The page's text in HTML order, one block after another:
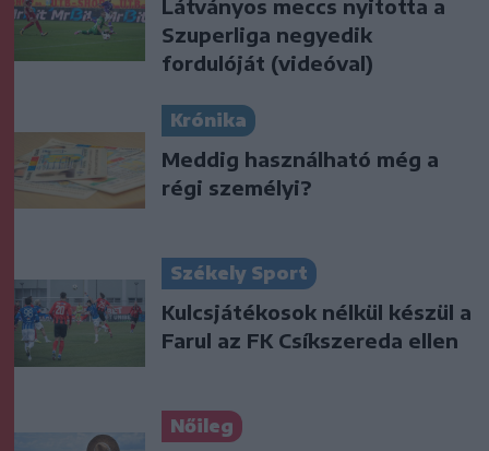
Látványos meccs nyitotta a
Szuperliga negyedik
fordulóját (videóval)
Krónika
Meddig használható még a
régi személyi?
Székely Sport
Kulcsjátékosok nélkül készül a
Farul az FK Csíkszereda ellen
Nőileg